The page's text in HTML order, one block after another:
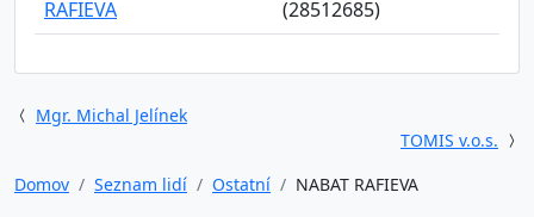
RAFIEVA
(28512685)
Mgr. Michal Jelínek
TOMIS v.o.s.
Domov
Seznam lidí Ostatní NABAT RAFIEVA